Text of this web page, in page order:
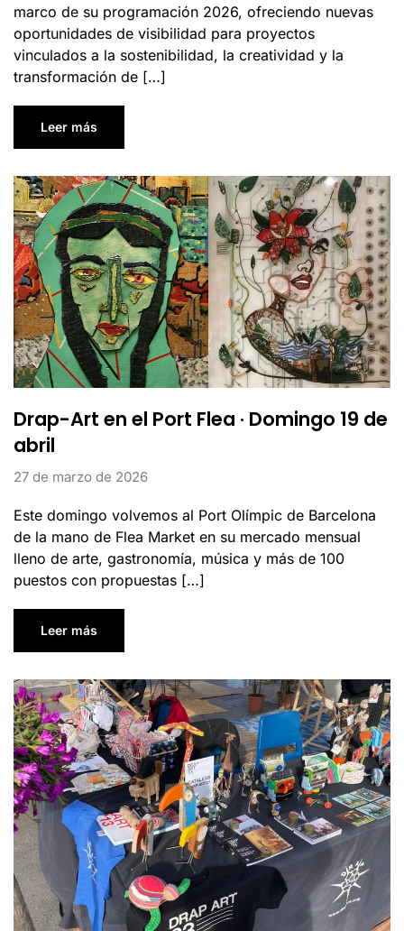
marco de su programación 2026, ofreciendo nuevas
oportunidades de visibilidad para proyectos
vinculados a la sostenibilidad, la creatividad y la
transformación de […]
Leer más
Drap-Art en el Port Flea · Domingo 19 de
abril
27 de marzo de 2026
Este domingo volvemos al Port Olímpic de Barcelona
de la mano de Flea Market en su mercado mensual
lleno de arte, gastronomía, música y más de 100
puestos con propuestas […]
Leer más